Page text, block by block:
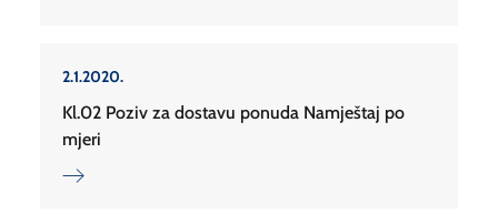
2.1.2020.
Kl.02 Poziv za dostavu ponuda Namještaj po
mjeri